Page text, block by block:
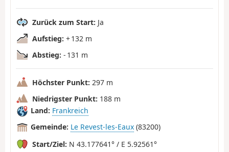
Zurück zum Start: Ja
Aufstieg: + 132 m
Abstieg: - 131 m
Höchster Punkt: 297 m
Niedrigster Punkt: 188 m
Land: Frankreich
Gemeinde: Le Revest-les-Eaux (83200)
Start/Ziel: N 43.177641° / E 5.92561°